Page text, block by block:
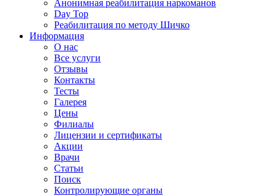
Анонимная реабилитация наркоманов
Day Top
Реабилитация по методу Шичко
Информация
О нас
Все услуги
Отзывы
Контакты
Тесты
Галерея
Цены
Филиалы
Лицензии и сертификаты
Акции
Врачи
Статьи
Поиск
Контролирующие органы